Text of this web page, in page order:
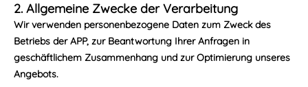
2. Allgemeine Zwecke der Verarbeitung
Wir verwenden personenbezogene Daten zum Zweck des
Betriebs der APP, zur Beantwortung Ihrer Anfragen in
geschäftlichem Zusammenhang und zur Optimierung unseres
Angebots.